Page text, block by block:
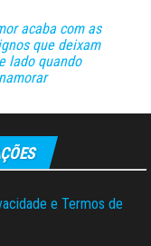
acaba com as
que deixam
lado quando
e Termos de